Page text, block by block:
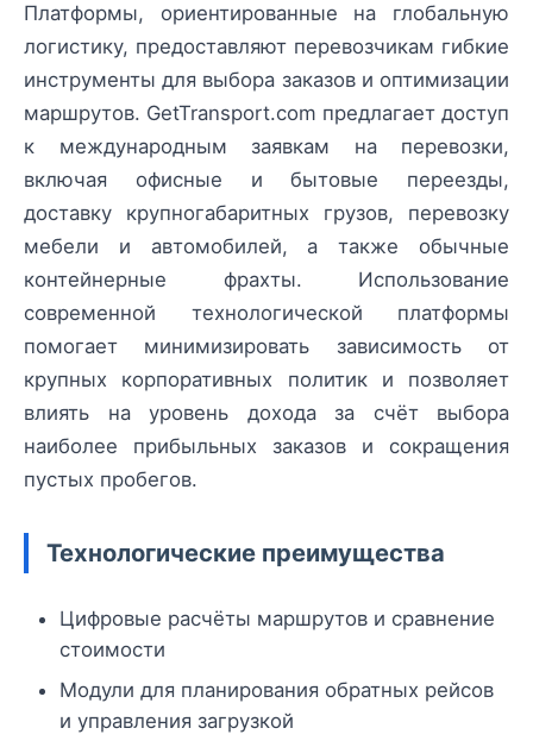
Платформы, ориентированные на глобальную
логистику, предоставляют перевозчикам гибкие
инструменты для выбора заказов и оптимизации
маршрутов. GetTransport.com предлагает доступ
к международным заявкам на перевозки,
включая офисные и бытовые переезды,
доставку крупногабаритных грузов, перевозку
мебели и автомобилей, а также обычные
контейнерные фрахты. Использование
современной технологической платформы
помогает минимизировать зависимость от
крупных корпоративных политик и позволяет
влиять на уровень дохода за счёт выбора
наиболее прибыльных заказов и сокращения
пустых пробегов.
Технологические преимущества
Цифровые расчёты маршрутов и сравнение
стоимости
Модули для планирования обратных рейсов
и управления загрузкой